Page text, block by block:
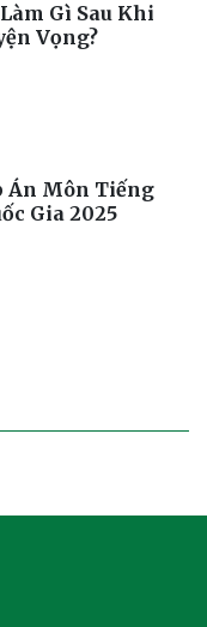
Gì Sau Khi
Vọng?
Án Môn Tiếng
Gia 2025